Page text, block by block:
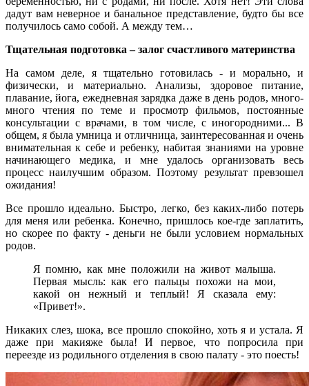
дадут вам неверное и банальное представление, будто бы все
получилось само собой. А между тем…
Тщательная подготовка – залог счастливого материнства
На самом деле, я тщательно готовилась - и морально, и
физически, и материально. Анализы, здоровое питание,
плавание, йога, ежедневная зарядка даже в день родов, много-
много чтения по теме и просмотр фильмов, постоянные
консультации с врачами, в том числе, с иногородними... В
общем, я была умница и отличница, заинтересованная и очень
внимательная к себе и ребенку, набитая знаниями на уровне
начинающего медика, и мне удалось организовать весь
процесс наилучшим образом. Поэтому результат превзошел
ожидания!
Все прошло идеально. Быстро, легко, без каких-либо потерь
для меня или ребенка. Конечно, пришлось кое-где заплатить,
но скорее по факту - деньги не были условием нормальных
родов.
Я помню, как мне положили на живот малыша.
Первая мысль: как его пальцы похожи на мои,
какой он нежный и теплый! Я сказала ему:
«Привет!».
Никаких слез, шока, все прошло спокойно, хоть я и устала. Я
даже при макияже была! И первое, что попросила при
переезде из родильного отделения в свою палату - это поесть!